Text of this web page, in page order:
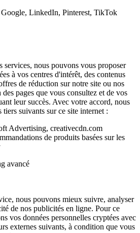
LinkedIn, Pinterest, TikTok
services, nous pouvons vous proposer
à vos centres d'intérêt, des contenus
de réduction sur notre site ou nos
pages que vous consultez et de vos
leur succès. Avec votre accord, nous
tiers suivants sur ce site internet :
Advertising, creativecdn.com
de produits basées sur les
avancé
nous pouvons mieux suivre, analyser
de nos publicités en ligne. Pour ce
vos données personnelles cryptées avec
externes suivants, à condition que vous